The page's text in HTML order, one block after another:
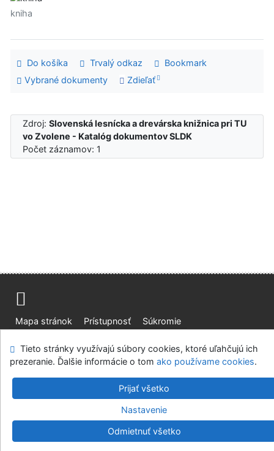
kniha
Do košíka Trvalý odkaz
Bookmark
Vybrané dokumenty
Zdieľať
Zdroj:Slovenská lesnícka a drevárska knižnica pri TU
vo Zvolene - Katalóg dokumentov SLDK
Počet záznamov: 1
Mapa stránok Prístupnosť
Súkromie
Slovenská lesnícka a drevárska knižnica pri Technickej
univerzite vo Zvolene
©1993-2026IPACv.4.8.63a-Cosmotron Slovakia, s.r.o.
Tieto stránky využívajú súbory cookies, ktoré uľahčujú ich
prezeranie. Ďalšie informácie o tom ako používame cookies.
Prijať všetko
Nastavenie
Odmietnuť všetko